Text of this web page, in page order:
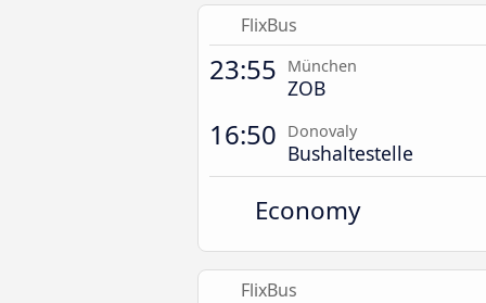
FlixBus
23:55 München
ZOB
16:50 Donovaly
Bushaltestelle
Economy
FlixBus